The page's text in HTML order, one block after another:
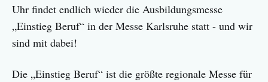
Uhr findet endlich wieder die Ausbildungsmesse
„Einstieg Beruf“ in der Messe Karlsruhe statt - und wir
sind mit dabei!
Die „Einstieg Beruf“ ist die größte regionale Messe für